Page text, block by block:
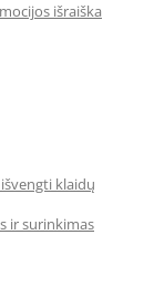
išraiška
klaidų
ir surinkimas